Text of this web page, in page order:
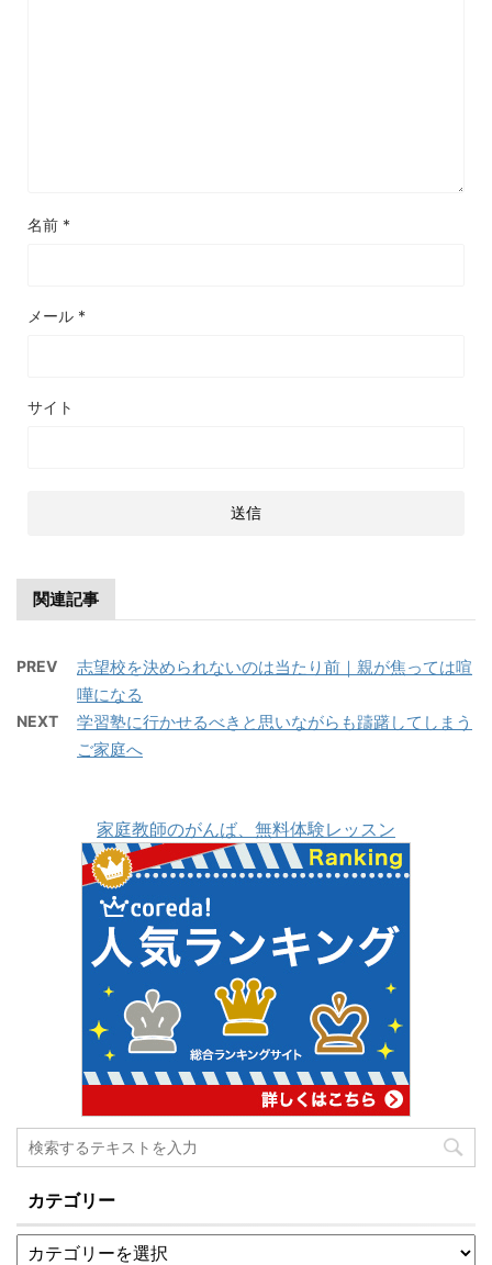
名前 *
メール *
サイト
関連記事
PREV
志望校を決められないのは当たり前｜親が焦っては喧
嘩になる
NEXT
学習塾に行かせるべきと思いながらも躊躇してしまう
ご家庭へ
家庭教師のがんば、無料体験レッスン
カテゴリー